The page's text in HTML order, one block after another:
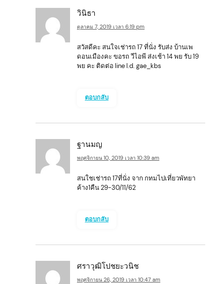
วินิธา
ตุลาคม 7, 2019 เวลา 6:19 pm
สวัสดีคะ สนใจเช่ารถ 17 ที่นั่ง รับส่ง บ้านเพ
ดอนเมืองคะ ขอรถ วีไอพี ส่งเช้า 14 พย รับ 19
พย คะ ติดต่อ line I.d. gae_kbs
ตอบกลับ
ฐานมญ
พฤศจิกายน 10, 2019 เวลา 10:39 am
สนใชเช่ารถ 17ที่นั่ง จาก กทมไปเที่ยวพัทยา
ค้าง1คืน 29-30/11/62
ตอบกลับ
ศราวุฒิโปชยะวนิช
พฤศจิกายน 26, 2019 เวลา 10:47 am